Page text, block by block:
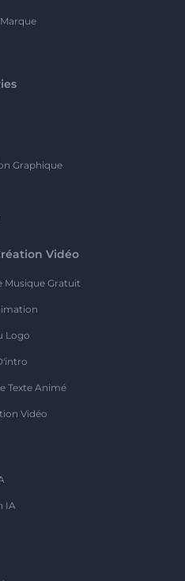
Graphique
Vidéo
Musique Gratuit
Logo
Texte Animé
Vidéo
IA